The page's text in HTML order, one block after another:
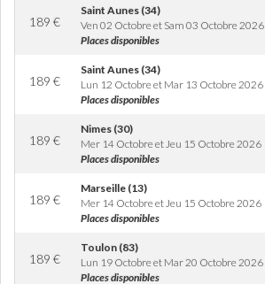
189 €
Saint Aunes (34)
Ven 02 Octobre et Sam 03 Octobre 2026
Places disponibles
189 €
Saint Aunes (34)
Lun 12 Octobre et Mar 13 Octobre 2026
Places disponibles
189 €
Nimes (30)
Mer 14 Octobre et Jeu 15 Octobre 2026
Places disponibles
189 €
Marseille (13)
Mer 14 Octobre et Jeu 15 Octobre 2026
Places disponibles
189 €
Toulon (83)
Lun 19 Octobre et Mar 20 Octobre 2026
Places disponibles